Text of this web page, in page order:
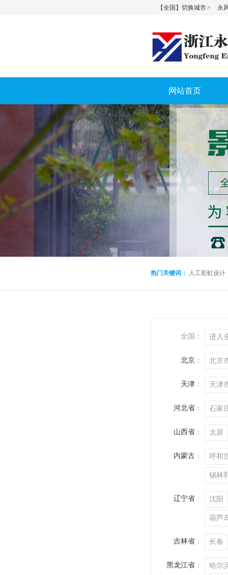
【全国】切换城市 > 永
网站首页
热门关键词： 人工彩虹设计
全国： 进入
北京 ： 北京
天津 ： 天津
河北省 ： 石家
山西省 ： 太原
内蒙古 ： 呼和
锡林
辽宁省 ： 沈阳
葫芦
吉林省 ： 长春
黑龙江省 ： 哈尔